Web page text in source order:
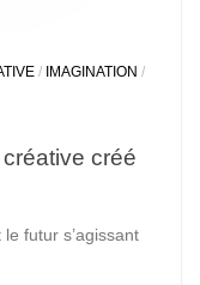
/ IMAGINATION /
créé
futur s’agissant